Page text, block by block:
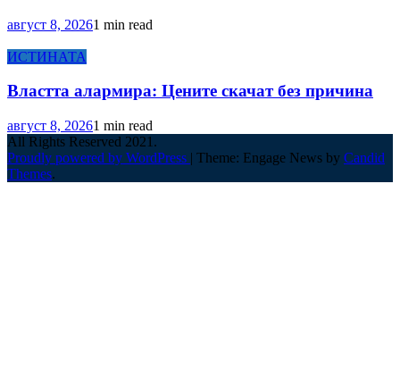
август 8, 20261 min read
ИСТИНАТА
Властта алармира: Цените скачат без причина
август 8, 20261 min read
All Rights Reserved 2021.
Proudly powered by WordPress | Theme: Engage News by Candid
Themes.